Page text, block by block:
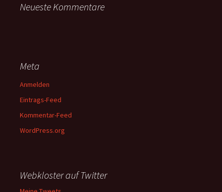
Neueste Kommentare
Meta
Anmelden
Eintrags-Feed
Kommentar-Feed
WordPress.org
Webkloster auf Twitter